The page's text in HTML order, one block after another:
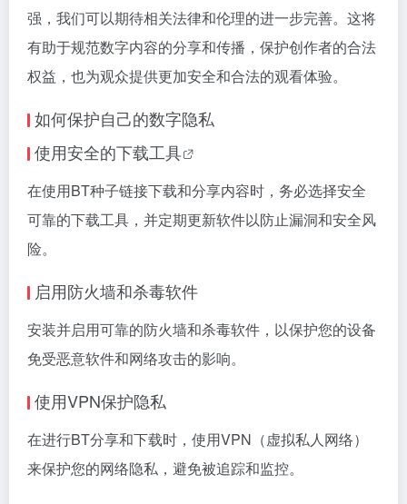
强，我们可以期待相关法律和伦理的进一步完善。这将
有助于规范数字内容的分享和传播，保护创作者的合法
权益，也为观众提供更加安全和合法的观看体验。
如何保护自己的数字隐私
使用安全的下载工具
在使用BT种子链接下载和分享内容时，务必选择安全
可靠的下载工具，并定期更新软件以防止漏洞和安全风
险。
启用防火墙和杀毒软件
安装并启用可靠的防火墙和杀毒软件，以保护您的设备
免受恶意软件和网络攻击的影响。
使用VPN保护隐私
在进行BT分享和下载时，使用VPN（虚拟私人网络）
来保护您的网络隐私，避免被追踪和监控。